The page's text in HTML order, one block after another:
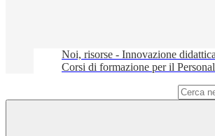
Noi, risorse - Innovazione didattica
Corsi di formazione per il